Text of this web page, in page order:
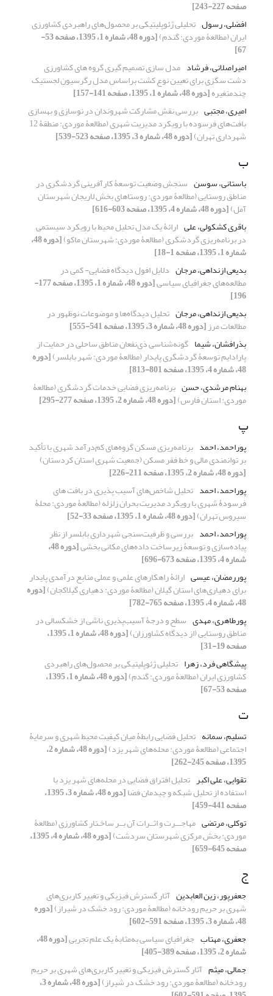
صفحه 227-243]
افضلی، رسول تحلیلی ژئوپلیتیکی بر محصول‌های راهبردی کشاورزی
ایران (مطالعۀ موردی: گندم) [دوره 48، شماره 1، 1395، صفحه 53-
67]
امیراصلانی، فرشاد مدل سازی تصمیم گیری گروه های کشاورزی
دشت سگزی برای تعیین نوع کشت براساس مدل رگرسیون لجستیک
چندمتغیره[دوره 48، شماره 1، 1395، صفحه 141-157]
امیری، مجتبی بررسی نقش مشارکت شهروندان در نوسازی و بهسازی
بافت‌های فرسوده با رویکرد مدیریت شهری (مطالعۀ موردی: منطقۀ 12
شهرداری تهران)[دوره 48، شماره 3، 1395، صفحه 523-539]
ب
باستانی، سوسن سنجش وضعیت توسعۀ کارآفرینی گردشگری در
مناطق روستایی (مطالعۀ موردی: روستاهای بخش لاریجان شهرستان
آمل)[دوره 48، شماره 4، 1395، صفحه 603-616]
باقری کشکولی، علی ارائۀ یک مدل تحلیل محیط با رویکرد سیستمی
در برنامه‌ریزی گردشگری (مطالعۀ موردی: شهرستان ماکو) [دوره 48،
شماره 1، 1395، صفحه 1-18]
بدیعی ازنداهی، مرجان دلایل افول دیدگاه فضایی- کمی در
مطالعه‌های جغرافیای سیاسی [دوره 48، شماره 1، 1395، صفحه 177-
196]
بدیعی ازنداهی، مرجان تحلیل دیدگاه‌ها و موضوعات نوظهور در
مطالعات مرز[دوره 48، شماره 3، 1395، صفحه 541-555]
بذرافشان، شیما گونه‌شناسی ذی‌نفعان مناطق ساحلی در حمایت از
پارادایم توسعۀ گردشگری پایدار (مطالعۀ موردی: شهر بابلسر)[دوره
48، شماره 4، 1395، صفحه 801-813]
بهنام مرشدی، حسن برنامه‌ریزی فضایی خدمات گردشگری (مطالعۀ
موردی: استان فارس)[دوره 48، شماره 2، 1395، صفحه 277-295]
پ
پوراحمد، احمد برنامه‌ریزی مسکن گروه‌های کم‌درآمد شهری با تأکید
بر توانمندی مالی و خط فقر مسکن (جمعیت شهری استان کردستان)
[دوره 48، شماره 2، 1395، صفحه 211-226]
پوراحمد، احمد تحلیل شاخص‌های آسیب پذیری در بافت های
فرسودۀ شهری با رویکرد مدیریت بحران زلزله (مطالعۀ موردی: محلۀ
سیروس تهران)[دوره 48، شماره 1، 1395، صفحه 33-52]
پوراحمد، احمد بررسی و ظرفیت‌سنجی شهرداری بابلسر از نظر
پیاده‌سازی و توسعۀ زیرساخت داده‌های مکانی بخشی [دوره 48،
شماره 4، 1395، صفحه 673-696]
پوررمضان، عیسی ارائۀ راهکارهای علمی و عملی منابع درآمدی پایدار
برای دهیاری‌های استان گیلان (مطالعۀ موردی: دهیاری گیلاکجان)[دوره
48، شماره 4، 1395، صفحه 765-782]
پورطاهری، مهدی سطح و درجۀ آسیب‌پذیری ناشی از خشکسالی در
مناطق روستایی (از دیدگاه کشاورزان) [دوره 48، شماره 1، 1395،
صفحه 19-31]
پیشگاهی فرد، زهرا تحلیلی ژئوپلیتیکی بر محصول‌های راهبردی
کشاورزی ایران (مطالعۀ موردی: گندم) [دوره 48، شماره 1، 1395،
صفحه 53-67]
ت
تسلیم، سمانه تحلیل فضایی رابطۀ میان کیفیت محیط شهری و سرمایۀ
اجتماعی (مطالعۀ موردی: محله‌های شهر یزد) [دوره 48، شماره 2،
1395، صفحه 245-262]
تقوایی، علی اکبر تحلیل افتراق فضایی در محله‌‌های شهر یزد با
استفاده از تحلیل شبکه و چیدمان فضا [دوره 48، شماره 3، 1395،
صفحه 441-459]
توکلی، مرتضی مهاجـــرت و اثــرات آن بــر ساخـتار کشاورزی (مطالعۀ
موردی: بخش مرکزی شهرستان سردشت) [دوره 48، شماره 4، 1395،
صفحه 645-659]
ج
جعفرپور، زین العابدین آثار گسترش فیزیکی و تغییر کاربری‌‌های
شهری بر حریم رودخانه (مطالعۀ موردی: رود خشک در شیراز)[دوره
48، شماره 3، 1395، صفحه 591-602]
جعفری، مهتاب جغرافیای سیاسی به‌مثابۀ یک علم تجربی [دوره 48،
شماره 2، 1395، صفحه 389-405]
جمالی، میثم آثار گسترش فیزیکی و تغییر کاربری‌‌های شهری بر حریم
رودخانه (مطالعۀ موردی: رود خشک در شیراز) [دوره 48، شماره 3،